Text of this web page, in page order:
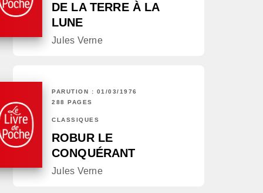
DE LA TERRE À LA
LUNE
Jules Verne
PARUTION : 01/03/1976
288 PAGES
CLASSIQUES
ROBUR LE
CONQUÉRANT
Jules Verne